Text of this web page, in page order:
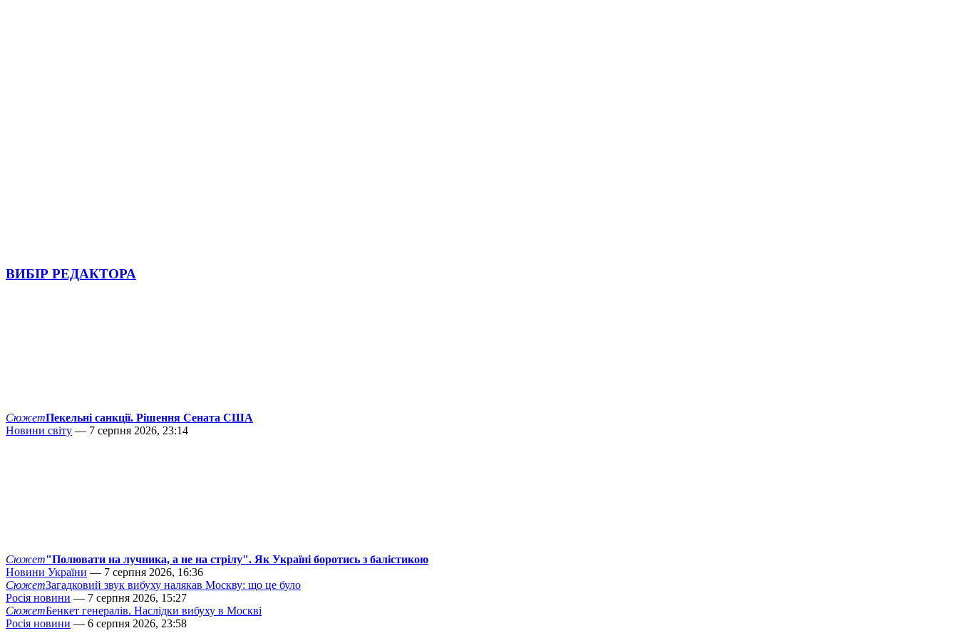
ВИБІР РЕДАКТОРА
СюжетПекельні санкції. Рішення Сената США
Новини світу — 7 серпня 2026, 23:14
Сюжет"Полювати на лучника, а не на стрілу". Як Україні боротись з балістикою
Новини України — 7 серпня 2026, 16:36
СюжетЗагадковий звук вибуху налякав Москву: що це було
Росія новини — 7 серпня 2026, 15:27
СюжетБенкет генералів. Наслідки вибуху в Москві
Росія новини — 6 серпня 2026, 23:58